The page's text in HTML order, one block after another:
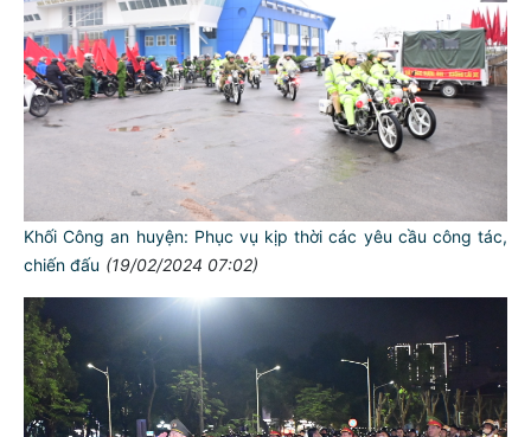
Khối Công an huyện: Phục vụ kịp thời các yêu cầu công tác,
chiến đấu (19/02/2024 07:02)